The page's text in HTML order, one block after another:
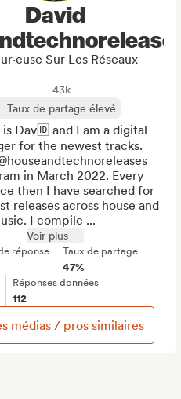
David
Sur Les Réseaux
43k
Taux de partage élevé
Dav🆔 and I am a digital
for the newest tracks.
in March 2022. Every
then I have searched for
releases across house and
I compile ...
Voir plus
réponse Taux de partage
47%
Réponses données
112
médias / pros similaires